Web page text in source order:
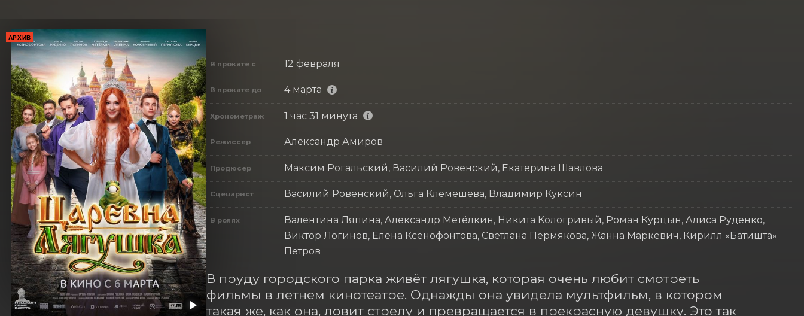
АРХИВ
В прокате с 12 февраля
В прокате до 4 марта
Хронометраж 1 час 31 минута
Режиссер Александр Амиров
Продюсер Максим Рогальский, Василий Ровенский, Екатерина Шавлова
Сценарист Василий Ровенский, Ольга Клемешева, Владимир Куксин
В ролях
Валентина Ляпина, Александр Метёлкин, Никита Кологривый, Роман Курцын, Алиса Руденко,
Виктор Логинов, Елена Ксенофонтова, Светлана Пермякова, Жанна Маркевич, Кирилл «Батишта»
Петров
В пруду городского парка живёт лягушка, которая очень любит смотреть
фильмы в летнем кинотеатре. Однажды она увидела мультфильм, в котором
такая же, как она, ловит стрелу и превращается в прекрасную девушку. Это так